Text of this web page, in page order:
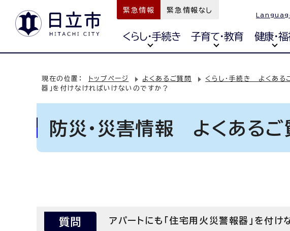
緊急情報 緊急情報なし
くらし・手続き 子育て・教育 健康・
現在の位置： トップページ よくあるご質問 くらし・手続き よくある
器」を付けなければいけないのですか？
防災・災害情報 よくあるご
質問 アパートにも「住宅用火災警報器」を付